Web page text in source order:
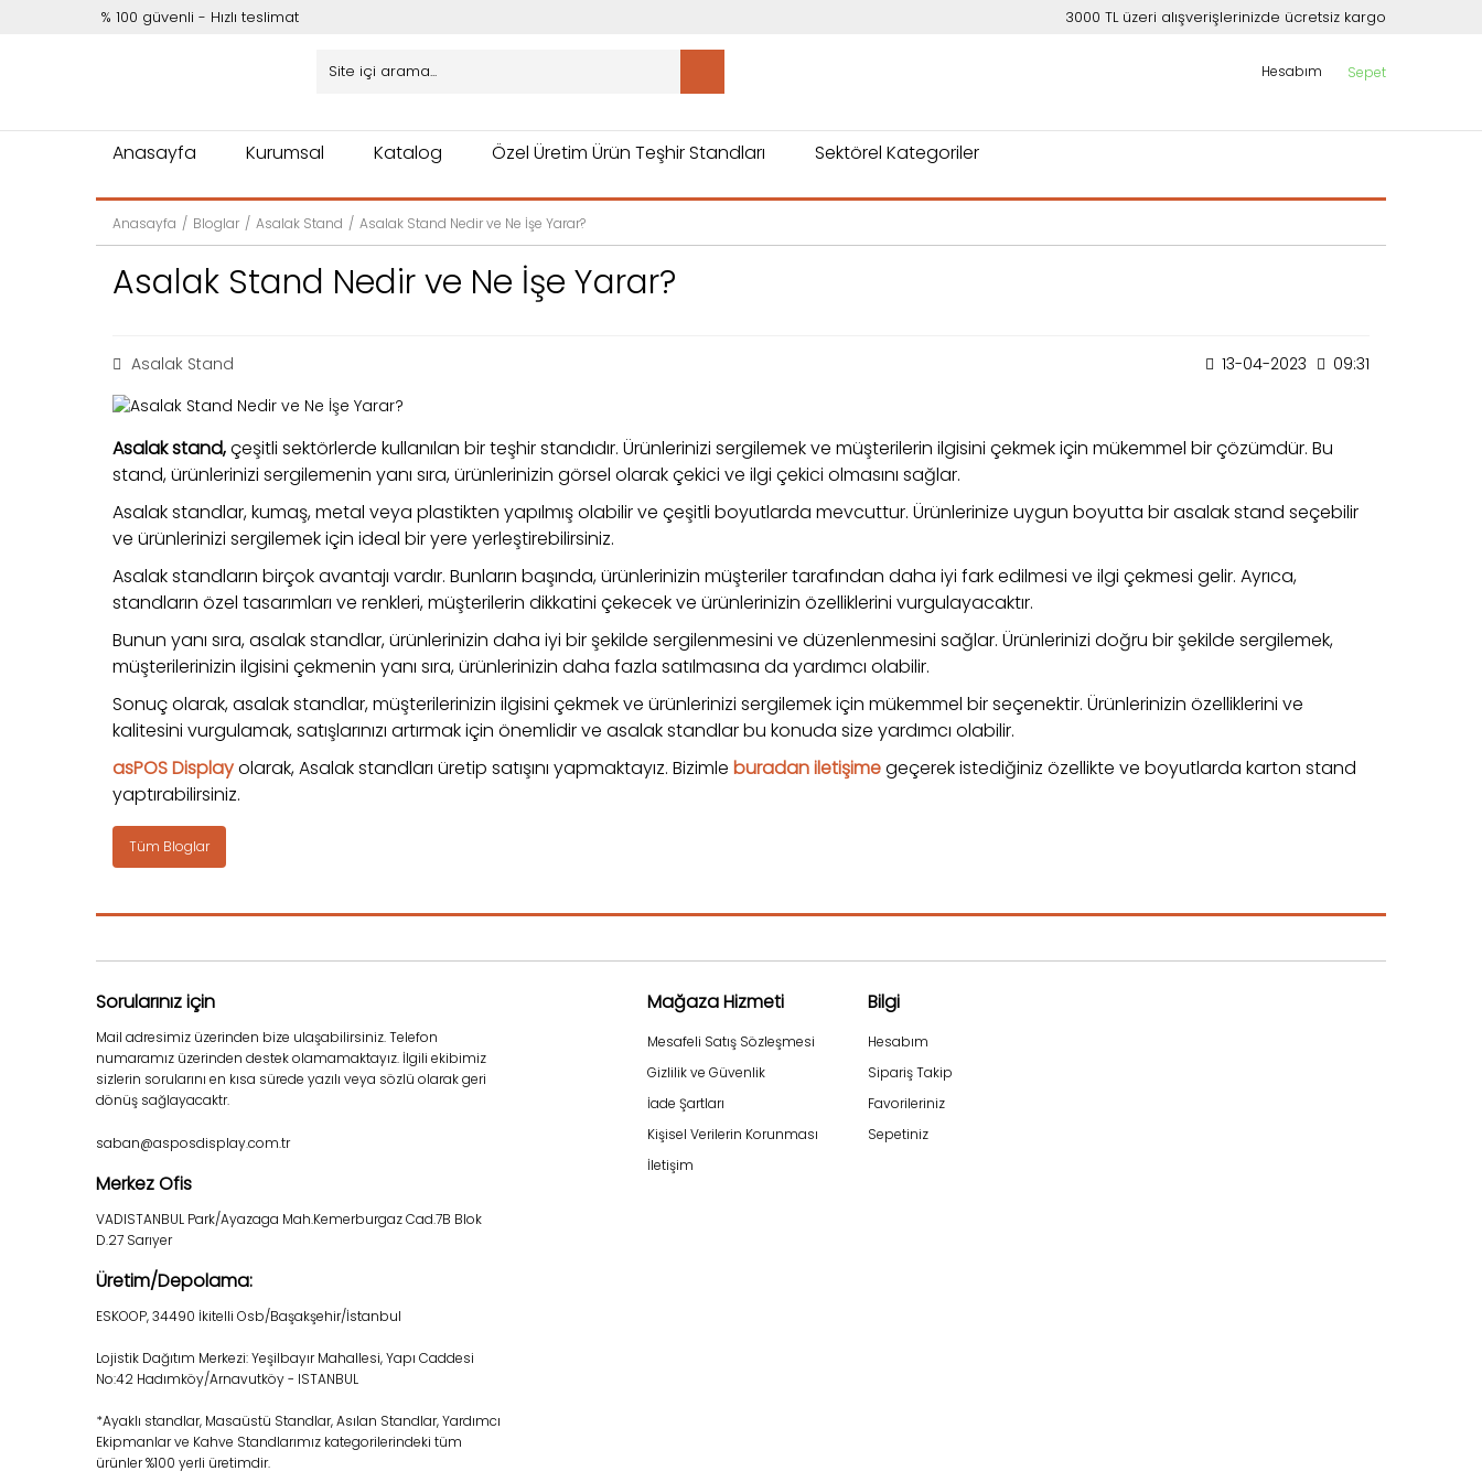
% 100 güvenli - Hızlı teslimat 3000 TL üzeri alışverişlerinizde ücretsiz kargo
Hesabım Sepet
Anasayfa Kurumsal Katalog Özel Üretim Ürün Teşhir Standları Sektörel Kategoriler
Anasayfa Bloglar Asalak Stand Asalak Stand Nedir ve Ne İşe Yarar?
Asalak Stand Nedir ve Ne İşe Yarar?
Asalak Stand 13-04-2023 09:31
Asalak stand,çeşitli sektörlerde kullanılan bir teşhir standıdır. Ürünlerinizi sergilemek ve müşterilerin ilgisini çekmek için mükemmel bir çözümdür. Bu
stand, ürünlerinizi sergilemenin yanı sıra, ürünlerinizin görsel olarak çekici ve ilgi çekici olmasını sağlar.
Asalak standlar, kumaş, metal veya plastikten yapılmış olabilir ve çeşitli boyutlarda mevcuttur. Ürünlerinize uygun boyutta bir asalak stand seçebilir
ve ürünlerinizi sergilemek için ideal bir yere yerleştirebilirsiniz.
Asalak standların birçok avantajı vardır. Bunların başında, ürünlerinizin müşteriler tarafından daha iyi fark edilmesi ve ilgi çekmesi gelir. Ayrıca,
standların özel tasarımları ve renkleri, müşterilerin dikkatini çekecek ve ürünlerinizin özelliklerini vurgulayacaktır.
Bunun yanı sıra, asalak standlar, ürünlerinizin daha iyi bir şekilde sergilenmesini ve düzenlenmesini sağlar. Ürünlerinizi doğru bir şekilde sergilemek,
müşterilerinizin ilgisini çekmenin yanı sıra, ürünlerinizin daha fazla satılmasına da yardımcı olabilir.
Sonuç olarak, asalak standlar, müşterilerinizin ilgisini çekmek ve ürünlerinizi sergilemek için mükemmel bir seçenektir. Ürünlerinizin özelliklerini ve
kalitesini vurgulamak, satışlarınızı artırmak için önemlidir ve asalak standlar bu konuda size yardımcı olabilir.
asPOS Displayolarak, Asalak standları üretip satışını yapmaktayız. Bizimle buradan iletişimegeçerek istediğiniz özellikte ve boyutlarda karton stand
yaptırabilirsiniz.
Tüm Bloglar
Sorularınız için
Mail adresimiz üzerinden bize ulaşabilirsiniz. Telefon
numaramız üzerinden destek olamamaktayız. İlgili ekibimiz
sizlerin sorularını en kısa sürede yazılı veya sözlü olarak geri
dönüş sağlayacaktr.
saban@asposdisplay.com.tr
Merkez Ofis
VADISTANBUL Park/Ayazaga Mah.Kemerburgaz Cad.7B Blok
D.27 Sarıyer
Üretim/Depolama:
ESKOOP, 34490 İkitelli Osb/Başakşehir/İstanbul
Lojistik Dağıtım Merkezi: Yeşilbayır Mahallesi, Yapı Caddesi
No:42 Hadımköy/Arnavutköy - ISTANBUL
*Ayaklı standlar, Masaüstü Standlar, Asılan Standlar, Yardımcı
Ekipmanlar ve Kahve Standlarımız kategorilerindeki tüm
ürünler %100 yerli üretimdir.
Mağaza Hizmeti
Mesafeli Satış Sözleşmesi
Gizlilik ve Güvenlik
İade Şartları
Kişisel Verilerin Korunması
İletişim
Bilgi
Hesabım
Sipariş Takip
Favorileriniz
Sepetiniz